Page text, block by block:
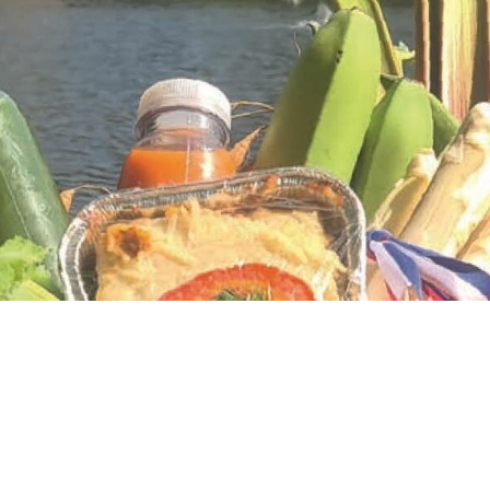
Ondernemersbudget
Landwinkel-APK